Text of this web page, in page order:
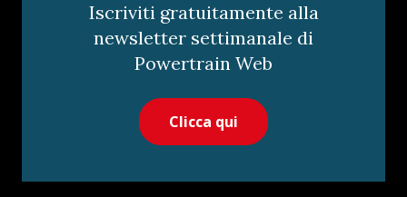
Iscriviti gratuitamente alla
newsletter settimanale di
Powertrain Web
Clicca qui